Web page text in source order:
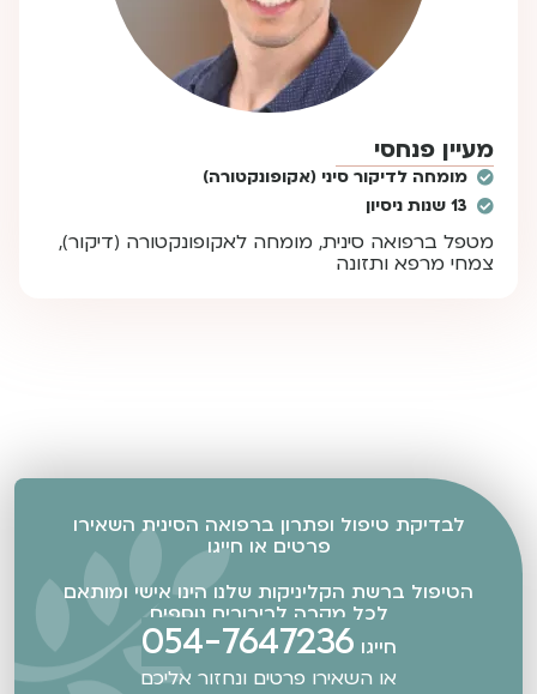
מעיין פנחסי
מומחה לדיקור סיני (אקופונקטורה)
13 שנות ניסיון
מטפל ברפואה סינית, מומחה לאקופונקטורה (דיקור),
צמחי מרפא ותזונה
לבדיקת טיפול ופתרון ברפואה הסינית השאירו
פרטים או חייגו
הטיפול ברשת הקליניקות שלנו הינו אישי ומותאם
לכל מקרה לבירורים נוספים
חייגו 054-7647236
או השאירו פרטים ונחזור אליכם